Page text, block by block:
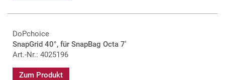
DoPchoice
SnapGrid 40°, für SnapBag Octa 7'
Art.-Nr.: 4025196
Zum Produkt